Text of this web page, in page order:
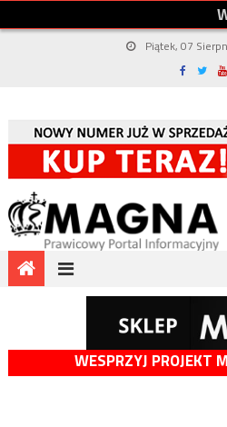
Piątek, 07
WESPRZYJ PROJEKT